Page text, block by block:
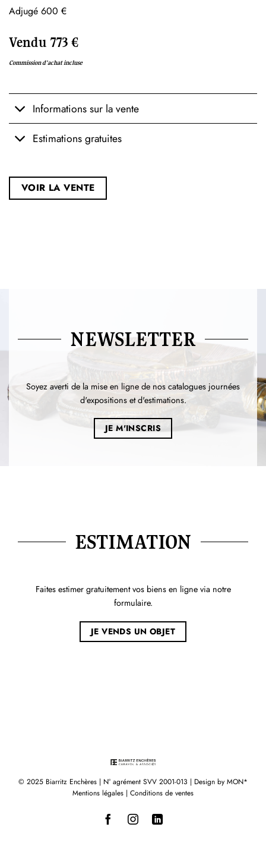
Adjugé 600 €
Vendu 773 €
Commission d'achat incluse
Informations sur la vente
Estimations gratuites
VOIR LA VENTE
NEWSLETTER
Soyez averti de la mise en ligne de nos catalogues journées
d'expositions et d'estimations.
JE M'INSCRIS
ESTIMATION
Faites estimer gratuitement vos biens en ligne via notre
formulaire.
JE VENDS UN OBJET
© 2025 Biarritz Enchères | N° agrément SVV 2001-013 | Design by MON*
Mentions légales | Conditions de ventes